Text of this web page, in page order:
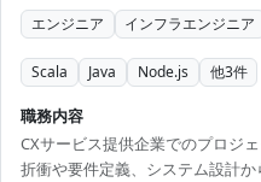
エンジニア インフラエンジニア
Scala Java Node.js 他3件
職務内容
CXサービス提供企業でのプロジ
折衝や要件定義、システム設計か